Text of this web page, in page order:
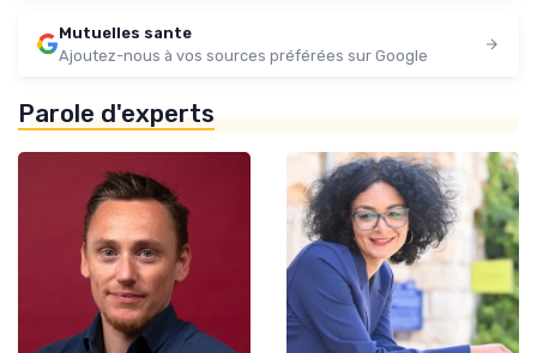
Mutuelles sante
Ajoutez-nous à vos sources préférées sur Google
Parole d'experts